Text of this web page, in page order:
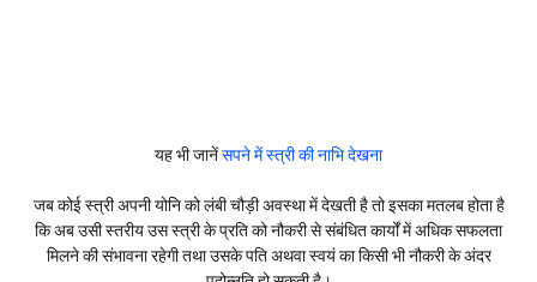
यह भी जानेंसपने में स्त्री की नाभि देखना
जब कोई स्त्री अपनी योनि को लंबी चौड़ी अवस्था में देखती है तो इसका मतलब होता है
कि अब उसी स्तरीय उस स्त्री के प्रति को नौकरी से संबंधित कार्यों में अधिक सफलता
मिलने की संभावना रहेगी तथा उसके पति अथवा स्वयं का किसी भी नौकरी के अंदर